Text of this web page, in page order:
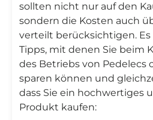
sollten nicht nur auf den
sondern die Kosten auch
verteilt berücksichtigen.
Tipps, mit denen Sie beim
des Betriebs von Pedelecs
sparen können und
dass Sie ein hochwertiges
Produkt kaufen: